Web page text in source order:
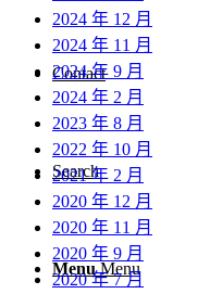
Contact
Search
Menu Menu
2024 年 12 月
2024 年 11 月
2024 年 9 月
2024 年 2 月
2023 年 8 月
2022 年 10 月
2021 年 2 月
2020 年 12 月
2020 年 11 月
2020 年 9 月
2020 年 7 月